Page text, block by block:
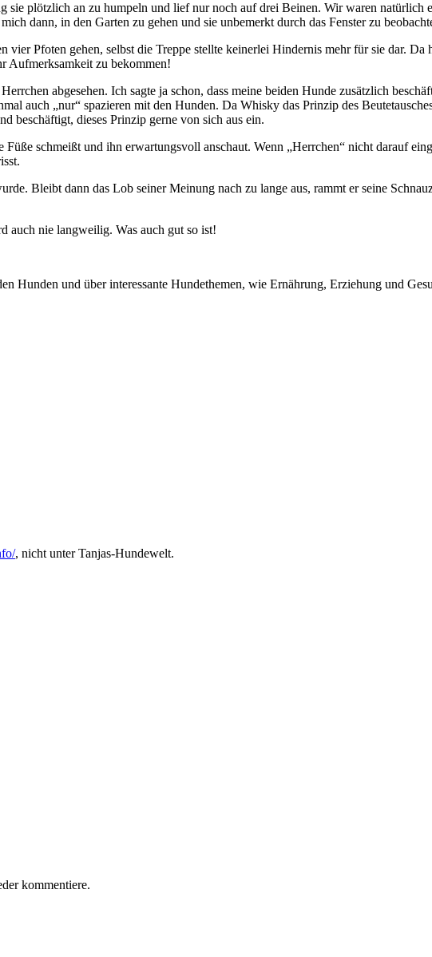
plötzlich an zu humpeln und lief nur noch auf drei Beinen. Wir waren natürlich
dann, in den Garten zu gehen und sie unbemerkt durch das Fenster zu
Pfoten gehen, selbst die Treppe stellte keinerlei Hindernis mehr für sie dar. Da
Aufmerksamkeit zu bekommen!
abgesehen. Ich sagte ja schon, dass meine beiden Hunde zusätzlich
auch „nur“ spazieren mit den Hunden. Da Whisky das Prinzip des
beschäftigt, dieses Prinzip gerne von sich aus ein.
schmeißt und ihn erwartungsvoll anschaut. Wenn „Herrchen“ nicht darauf
Bleibt dann das Lob seiner Meinung nach zu lange aus, rammt er seine
auch nie langweilig. Was auch gut so ist!
Hunden und über interessante Hundethemen, wie Ernährung, Erziehung und
, nicht unter Tanjas-Hundewelt.
kommentiere.